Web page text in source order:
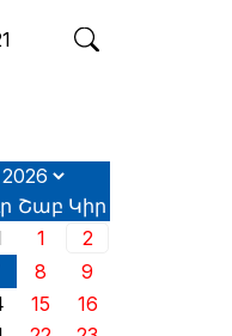
Շաբ Կիր
1
2
8
9
15
16